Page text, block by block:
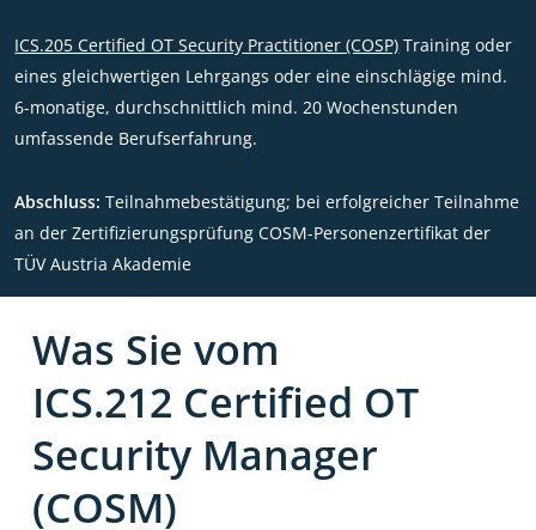
ICS.205 Certified OT Security Practitioner (COSP) Training oder
eines gleichwertigen Lehrgangs oder eine einschlägige mind.
6-monatige, durchschnittlich mind. 20 Wochenstunden
umfassende Berufserfahrung.
Abschluss: Teilnahmebestätigung; bei erfolgreicher Teilnahme
an der Zertifizierungsprüfung COSM-Personenzertifikat der
TÜV Austria Akademie
Was Sie vom
ICS.212 Certified OT
Security Manager
(COSM)